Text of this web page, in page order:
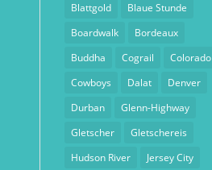
Blattgold
Blaue Stunde
Boardwalk
Bordeaux
Buddha
Cograil
Colorado
Cowboys
Dalat
Denver
Durban
Glenn-Highway
Gletscher
Gletschereis
Hudson River
Jersey City